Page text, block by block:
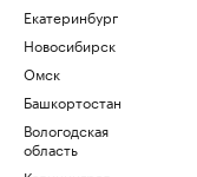
Екатеринбург
Новосибирск
Омск
Башкортостан
Вологодская
область